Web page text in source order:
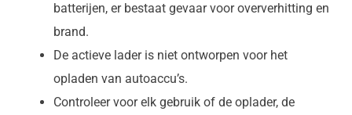
batterijen, er bestaat gevaar voor oververhitting en
brand.
De actieve lader is niet ontworpen voor het
opladen van autoaccu’s.
Controleer voor elk gebruik of de oplader, de